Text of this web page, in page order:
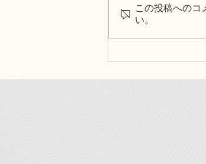
第二弾「みのり
この投稿へのコ
い。